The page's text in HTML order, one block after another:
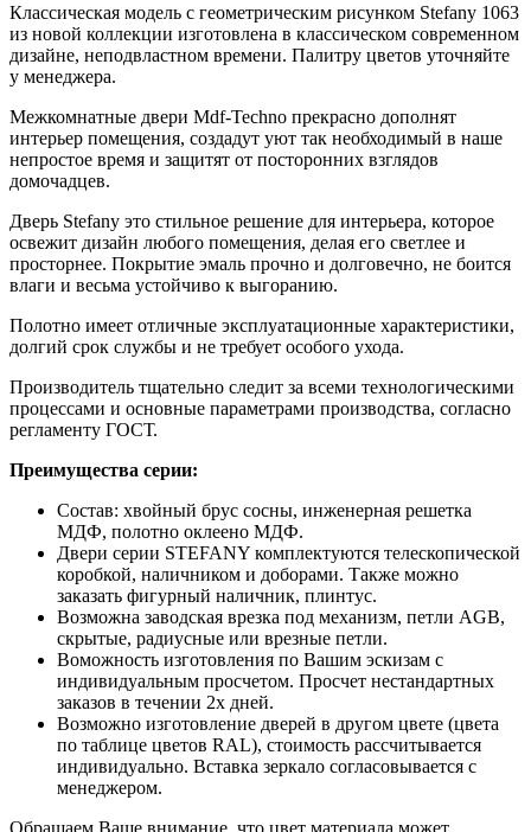
Классическая модель с геометрическим рисунком Stefany 1063
из новой коллекции изготовлена в классическом современном
дизайне, неподвластном времени. Палитру цветов уточняйте
у менеджера.
Межкомнатные двери Mdf-Techno прекрасно дополнят
интерьер помещения, создадут уют так необходимый в наше
непростое время и защитят от посторонних взглядов
домочадцев.
Дверь Stefany это стильное решение для интерьера, которое
освежит дизайн любого помещения, делая его светлее и
просторнее. Покрытие эмаль прочно и долговечно, не боится
влаги и весьма устойчиво к выгоранию.
Полотно имеет отличные эксплуатационные характеристики,
долгий срок службы и не требует особого ухода.
Производитель тщательно следит за всеми технологическими
процессами и основные параметрами производства, согласно
регламенту ГОСТ.
Преимущества серии:
Состав: хвойный брус сосны, инженерная решетка
МДФ, полотно оклеено МДФ.
Двери серии STEFANY комплектуются телескопической
коробкой, наличником и доборами. Также можно
заказать фигурный наличник, плинтус.
Возможна заводская врезка под механизм, петли AGB,
скрытые, радиусные или врезные петли.
Воможность изготовления по Вашим эскизам с
индивидуальным просчетом. Просчет нестандартных
заказов в течении 2х дней.
Возможно изготовление дверей в другом цвете (цвета
по таблице цветов RAL), стоимость рассчитывается
индивидуально. Вставка зеркало согласовывается с
менеджером.
Обращаем Ваше внимание, что цвет материала может